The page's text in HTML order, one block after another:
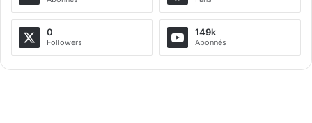
0
Followers
149k
Abonnés